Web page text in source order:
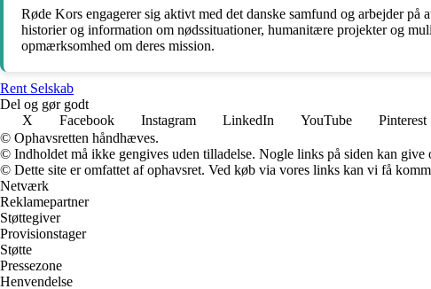
Røde Kors engagerer sig aktivt med det danske samfund og arbejder
historier og information om nødssituationer, humanitære projekter og
opmærksomhed om deres mission.
Rent Selskab
Del og gør godt
X
Facebook Instagram LinkedIn YouTube Pinterest
© Ophavsretten håndhæves.
© Indholdet må ikke gengives uden tilladelse. Nogle links på siden kan give
© Dette site er omfattet af ophavsret. Ved køb via vores links kan vi få
Netværk
Reklamepartner
Støttegiver
Provisionstager
Støtte
Pressezone
Henvendelse